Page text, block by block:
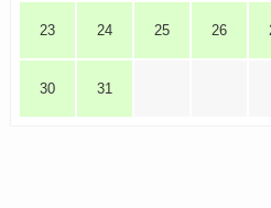
23 24 25 26
30 31